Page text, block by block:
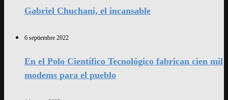
Gabriel Chuchani, el incansable
6 septiembre 2022
En el Polo Científico Tecnológico fabrican cien mil
modems para el pueblo